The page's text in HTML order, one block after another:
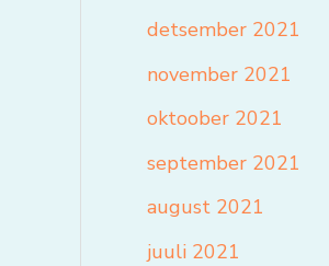
detsember 2021
november 2021
oktoober 2021
september 2021
august 2021
juuli 2021